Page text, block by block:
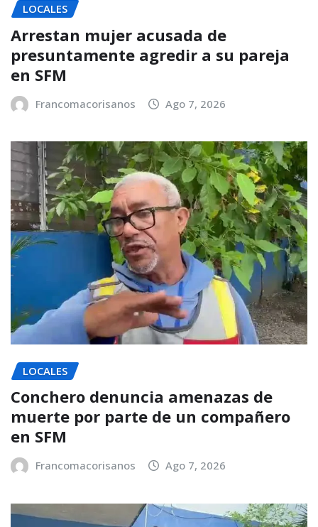
LOCALES
Arrestan mujer acusada de
presuntamente agredir a su pareja
en SFM
Francomacorisanos Ago 7, 2026
LOCALES
Conchero denuncia amenazas de
muerte por parte de un compañero
en SFM
Francomacorisanos Ago 7, 2026